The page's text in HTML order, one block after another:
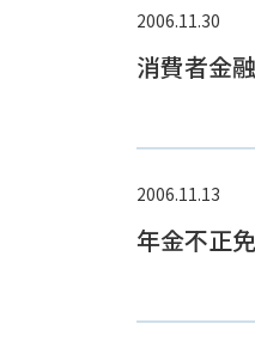
2006.11.30
消費者金
2006.11.13
年金不正